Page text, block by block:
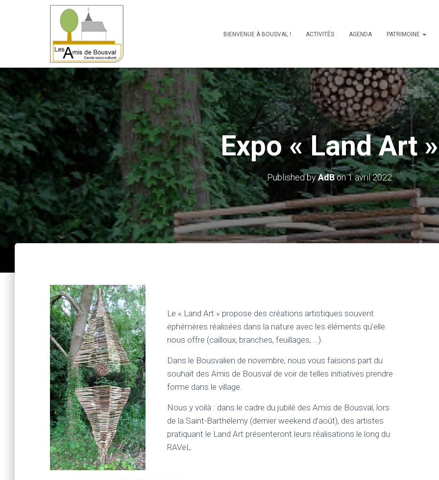
BIENVENUE À BOUSVAL ! ACTIVITÉS AGENDA PATRIMOINE
Expo « Land Art »
Published byAdBon1 avril 2022
Le « Land Art » propose des créations artistiques souvent
éphémères réalisées dans la nature avec les éléments qu’elle
nous offre (cailloux, branches, feuillages, …).
Dans le Bousvalien de novembre, nous vous faisions part du
souhait des Amis de Bousval de voir de telles initiatives prendre
forme dans le village.
Nous y voilà : dans le cadre du jubilé des Amis de Bousval, lors
de la Saint-Barthélemy (dernier weekend d’août), des artistes
pratiquant le Land Art présenteront leurs réalisations le long du
RAVeL.